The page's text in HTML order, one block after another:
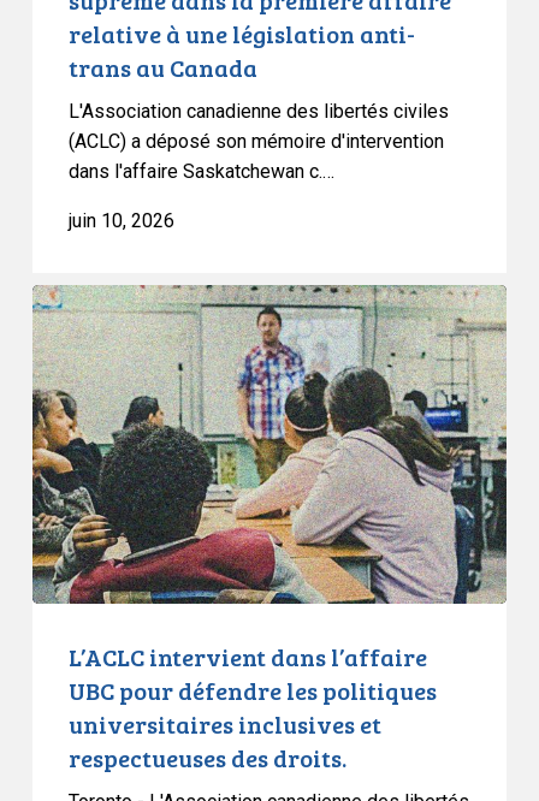
législation
trans
Canada
relative à une législation anti-
trans au Canada
L'Association canadienne des libertés civiles
(ACLC) a déposé son mémoire d'intervention
dans l'affaire Saskatchewan c.…
juin 10, 2026
L’ACLC
intervient
dans
l’affaire
UBC
pour
défendre
les
politiques
universitaires
inclusives
respectueuses
droits.
L’ACLC intervient dans l’affaire
UBC pour défendre les politiques
universitaires inclusives et
respectueuses des droits.